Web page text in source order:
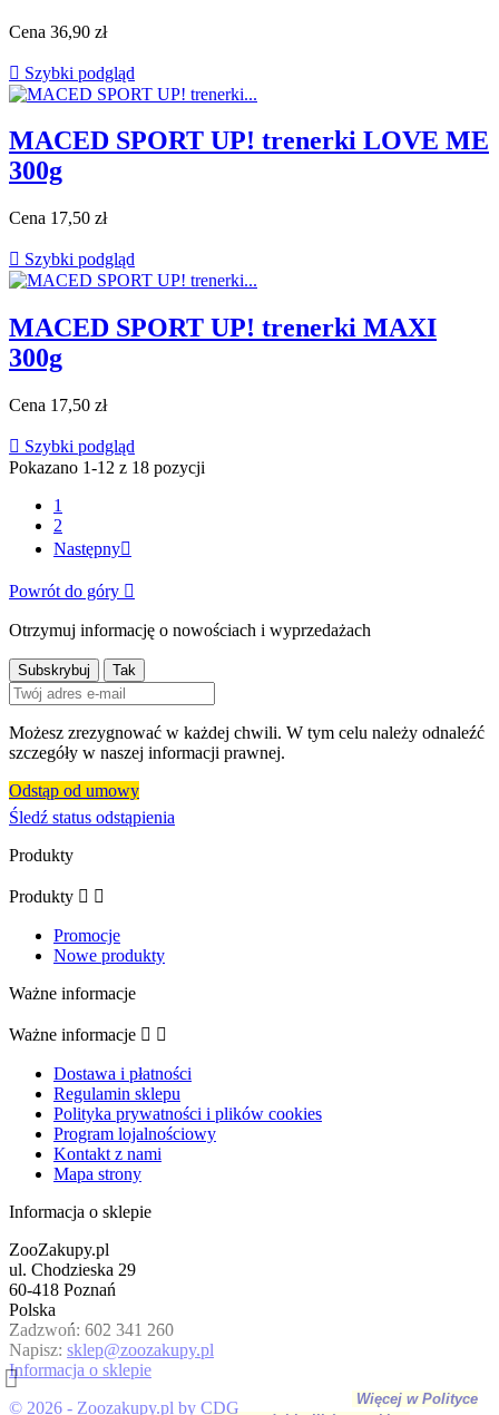
Cena 36,90 zł
 Szybki podgląd
MACED SPORT UP! trenerki LOVE ME
300g
Cena 17,50 zł
 Szybki podgląd
MACED SPORT UP! trenerki MAXI
300g
Cena 17,50 zł
 Szybki podgląd
Pokazano 1-12 z 18 pozycji
1
2
Następny
Powrót do góry 
Otrzymuj informację o nowościach i wyprzedażach
Możesz zrezygnować w każdej chwili. W tym celu należy odnaleźć
szczegóły w naszej informacji prawnej.
Odstąp od umowy
Śledź status odstąpienia
Produkty
Produkty  
Promocje
Nowe produkty
Ważne informacje
Ważne informacje  
Dostawa i płatności
Regulamin sklepu
Polityka prywatności i plików cookies
Program lojalnościowy
Kontakt z nami
Mapa strony
Informacja o sklepie
ZooZakupy.pl
ul. Chodzieska 29
60-418 Poznań
Polska
Zadzwoń: 602 341 260
Napisz: sklep@zoozakupy.pl
Informacja o sklepie
Kontynuując przeglądanie tej witryny, zgadzasz się
na używanie plików cookie w celu gromadzenia
danych analitycznych oraz wyświetlania zawartości
dostosowanych do preferencji.
Więcej w Polityce
© 2026 - Zoozakupy.pl by CDG